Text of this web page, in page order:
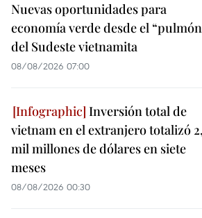
Nuevas oportunidades para
economía verde desde el
del Sudeste vietnamita
08/08/2026 07:00
Inversión total de
vietnam en el extranjero totalizó
mil millones de dólares en siete
meses
08/08/2026 00:30